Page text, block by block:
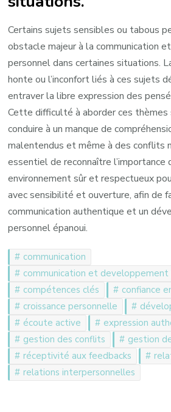
Certains sujets sensibles ou tabous
obstacle majeur à la communication
personnel dans certaines situations.
honte ou l’inconfort liés à ces sujets
entraver la libre expression des
Cette difficulté à aborder ces
conduire à un manque de
malentendus et même à des conflits
essentiel de reconnaître l’importance
environnement sûr et respectueux
avec sensibilité et ouverture, afin de
communication authentique et un
personnel épanoui.
communication
communication et developpement
compétences clés
confiance
croissance personnelle
écoute active
expression
gestion des conflits
gestion
réceptivité aux feedbacks
relations interpersonnelles